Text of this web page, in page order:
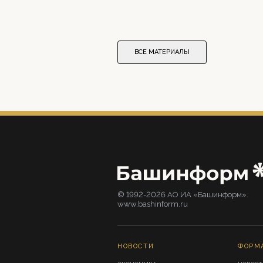
ВСЕ МАТЕРИАЛЫ
© 1992-2026 АО ИА «Башинформ».
www.bashinform.ru
НОВОСТИ